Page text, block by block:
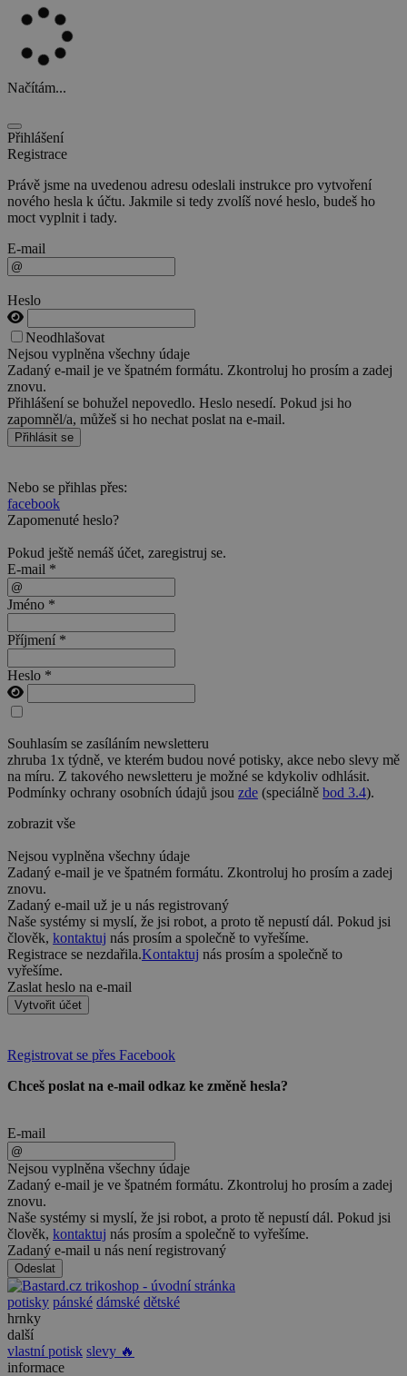
Načítám...
Přihlášení
Registrace
Právě jsme na uvedenou adresu odeslali instrukce pro vytvoření
nového hesla k účtu. Jakmile si tedy zvolíš nové heslo, budeš ho
moct vyplnit i tady.
E-mail
Heslo
Neodhlašovat
Nejsou vyplněna všechny údaje
Zadaný e-mail je ve špatném formátu. Zkontroluj ho prosím a zadej
znovu.
Přihlášení se bohužel nepovedlo. Heslo nesedí. Pokud jsi ho
zapomněl/a, můžeš si ho nechat poslat na e-mail.
Přihlásit se
Nebo se přihlas přes:
facebook
Zapomenuté heslo?
Pokud ještě nemáš účet, zaregistruj se.
E-mail *
Jméno *
Příjmení *
Heslo *
Souhlasím se zasíláním newsletteru
zhruba 1x týdně, ve kterém budou nové potisky, akce nebo slevy mě
na míru. Z takového newsletteru je možné se kdykoliv odhlásit.
Podmínky ochrany osobních údajů jsou zde (speciálně bod 3.4).
zobrazit vše
Nejsou vyplněna všechny údaje
Zadaný e-mail je ve špatném formátu. Zkontroluj ho prosím a zadej
znovu.
Zadaný e-mail už je u nás registrovaný
Naše systémy si myslí, že jsi robot, a proto tě nepustí dál. Pokud jsi
člověk, kontaktuj nás prosím a společně to vyřešíme.
Registrace se nezdařila.Kontaktuj nás prosím a společně to
vyřešíme.
Zaslat heslo na e-mail
Vytvořit účet
Registrovat se přes Facebook
Chceš poslat na e-mail odkaz ke změně hesla?
E-mail
Nejsou vyplněna všechny údaje
Zadaný e-mail je ve špatném formátu. Zkontroluj ho prosím a zadej
znovu.
Naše systémy si myslí, že jsi robot, a proto tě nepustí dál. Pokud jsi
člověk, kontaktuj nás prosím a společně to vyřešíme.
Zadaný e-mail u nás není registrovaný
Odeslat
potisky pánské dámské dětské
hrnky
další
vlastní potisk slevy 🔥
informace